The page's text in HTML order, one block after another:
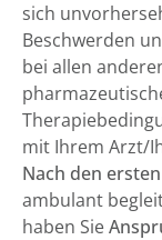
sich
Beschwerden
bei allen
mit Ihrem Arzt/
Nach den
ambulant
haben Sie